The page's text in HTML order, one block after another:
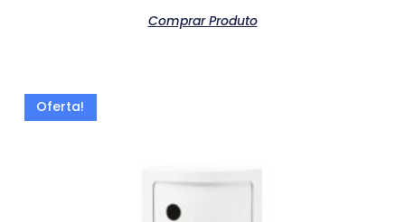
Comprar Produto
Oferta!